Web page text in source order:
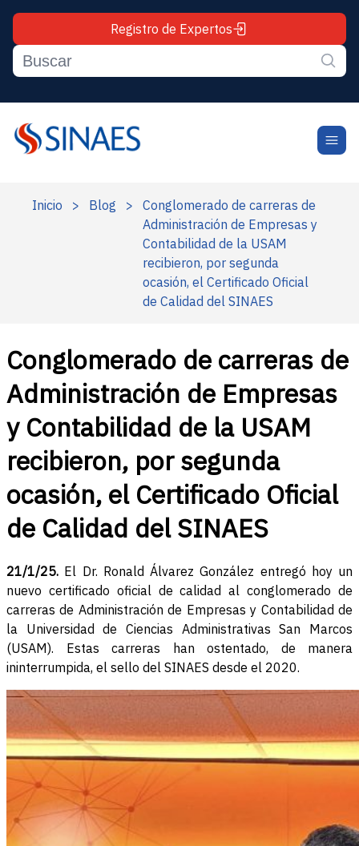
Registro de Expertos
Inicio > Blog >
Conglomerado de carreras de
Administración de Empresas y
Contabilidad de la USAM
recibieron, por segunda
ocasión, el Certificado Oficial
de Calidad del SINAES
Conglomerado de carreras de
Administración de Empresas
y Contabilidad de la USAM
recibieron, por segunda
ocasión, el Certificado Oficial
de Calidad del SINAES
21/1/25. El Dr. Ronald Álvarez González entregó hoy un
nuevo certificado oficial de calidad al conglomerado de
carreras de Administración de Empresas y Contabilidad de
la Universidad de Ciencias Administrativas San Marcos
(USAM). Estas carreras han ostentado, de manera
ininterrumpida, el sello del SINAES desde el 2020.